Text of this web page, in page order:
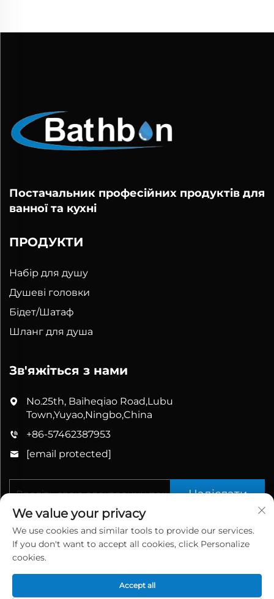
Постачальник професійних продуктів для
ванної та кухні
ПРОДУКТИ
Набір для душу
Душеві головки
Бідет/Шатаф
Шланг для душа
Зв'яжіться з нами
No.25th, Baiheqiao Road,Lubu
Town,Yuyao,Ningbo,China
+86-57462387953
[email protected]
Надіслати
Усі права захищено © 2025 China Yuyao Bathbon
We value your privacy
We use cookies and similar tools to provide our services.
If you don't want to accept all cookies, click Personalize
cookies.
Accept all